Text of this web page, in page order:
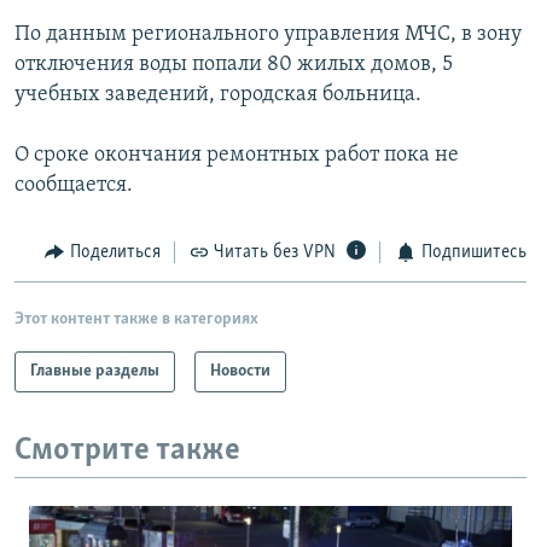
ПОДПИШИТЕСЬ НА РАССЫЛКУ
СОЦИАЛЬНЫЕ СЕТИ
Все сайты РСЕ/РС
По данным регионального управления МЧС, в зону
отключения воды попали 80 жилых домов, 5
учебных заведений, городская больница.
О сроке окончания ремонтных работ пока не
сообщается.
Поделиться Читать без VPN Подпишитесь
Этот контент также в категориях
Главные разделы Новости
Смотрите также